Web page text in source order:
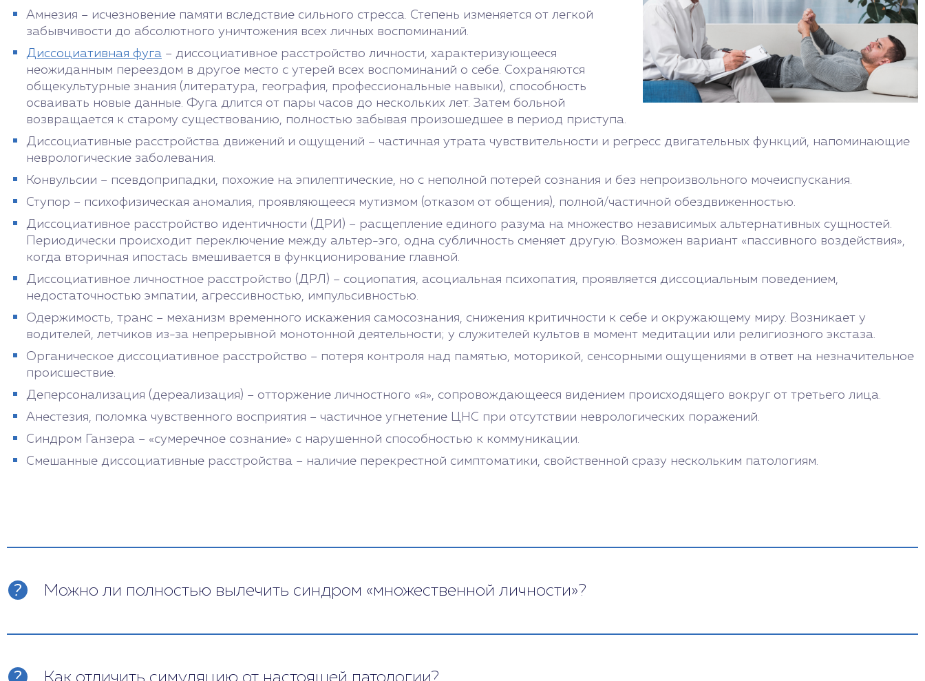
Амнезия – исчезновение памяти вследствие сильного стресса. Степень изменяется от легкой
забывчивости до абсолютного уничтожения всех личных воспоминаний.
Диссоциативная фуга – диссоциативное расстройство личности, характеризующееся
неожиданным переездом в другое место с утерей всех воспоминаний о себе. Сохраняются
общекультурные знания (литература, география, профессиональные навыки), способность
осваивать новые данные. Фуга длится от пары часов до нескольких лет. Затем больной
возвращается к старому существованию, полностью забывая произошедшее в период приступа.
Диссоциативные расстройства движений и ощущений – частичная утрата чувствительности и регресс двигательных функций, напоминающие
неврологические заболевания.
Конвульсии – псевдоприпадки, похожие на эпилептические, но с неполной потерей сознания и без непроизвольного мочеиспускания.
Ступор – психофизическая аномалия, проявляющееся мутизмом (отказом от общения), полной/частичной обездвиженностью.
Диссоциативное расстройство идентичности (ДРИ) – расщепление единого разума на множество независимых альтернативных сущностей.
Периодически происходит переключение между альтер-эго, одна субличность сменяет другую. Возможен вариант «пассивного воздействия»,
когда вторичная ипостась вмешивается в функционирование главной.
Диссоциативное личностное расстройство (ДРЛ) – социопатия, асоциальная психопатия, проявляется диссоциальным поведением,
недостаточностью эмпатии, агрессивностью, импульсивностью.
Одержимость, транс – механизм временного искажения самосознания, снижения критичности к себе и окружающему миру. Возникает у
водителей, летчиков из-за непрерывной монотонной деятельности; у служителей культов в момент медитации или религиозного экстаза.
Органическое диссоциативное расстройство – потеря контроля над памятью, моторикой, сенсорными ощущениями в ответ на незначительное
происшествие.
Деперсонализация (дереализация) – отторжение личностного «я», сопровождающееся видением происходящего вокруг от третьего лица.
Анестезия, поломка чувственного восприятия – частичное угнетение ЦНС при отсутствии неврологических поражений.
Синдром Ганзера – «сумеречное сознание» с нарушенной способностью к коммуникации.
Смешанные диссоциативные расстройства – наличие перекрестной симптоматики, свойственной сразу нескольким патологиям.
Можно ли полностью вылечить синдром «множественной личности»?
Психотерапия длится 6-8 лет и дольше, выздоровление наступает в 80% случаев. Работа с психотерапевтом направлена на проработку
интегрируется в основную. В итоге достигается целостность единого разума. Оставшимся 20% врач помогает наладить продуктивную
Как отличить симуляцию от настоящей патологии?